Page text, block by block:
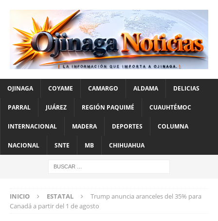
OJINAGA COYAME CAMARGO ALDAMA DELICIAS
PARRAL JUÁREZ REGIÓN PAQUIMÉ CUAUHTÉMOC
INTERNACIONAL MADERA DEPORTES COLUMNA
NACIONAL SNTE MB CHIHUAHUA
INICIO ESTATAL
Trump anuncia aranceles del 35% para
Canadá a partir del 1 de agosto